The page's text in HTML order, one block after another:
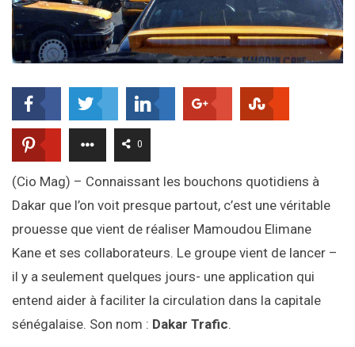
0
(Cio Mag) – Connaissant les bouchons quotidiens à
Dakar que l’on voit presque partout, c’est une véritable
prouesse que vient de réaliser Mamoudou Elimane
Kane et ses collaborateurs. Le groupe vient de lancer –
il y a seulement quelques jours- une application qui
entend aider à faciliter la circulation dans la capitale
sénégalaise. Son nom : Dakar Trafic.